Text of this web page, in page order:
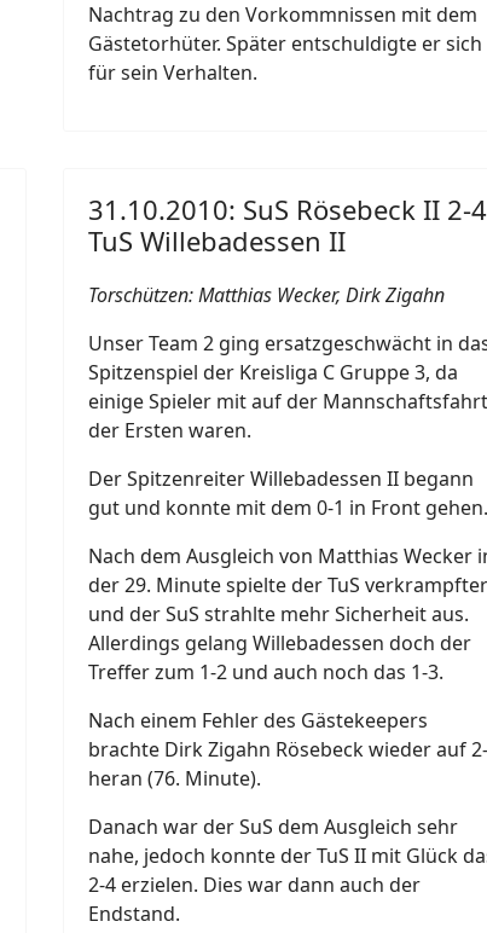
Nachtrag zu den Vorkommnissen mit dem
Gästetorhüter. Später entschuldigte er sich
für sein Verhalten.
31.10.2010: SuS Rösebeck II 2-4
TuS Willebadessen II
Torschützen: Matthias Wecker, Dirk Zigahn
Unser Team 2 ging ersatzgeschwächt in
Spitzenspiel der Kreisliga C Gruppe 3, da
einige Spieler mit auf der Mannschaftsfahrt
der Ersten waren.
Der Spitzenreiter Willebadessen II begann
gut und konnte mit dem 0-1 in Front gehen.
Nach dem Ausgleich von Matthias Wecker
der 29. Minute spielte der TuS verkrampfter
und der SuS strahlte mehr Sicherheit aus.
Allerdings gelang Willebadessen doch der
Treffer zum 1-2 und auch noch das 1-3.
Nach einem Fehler des Gästekeepers
brachte Dirk Zigahn Rösebeck wieder auf
heran (76. Minute).
Danach war der SuS dem Ausgleich sehr
nahe, jedoch konnte der TuS II mit Glück
2-4 erzielen. Dies war dann auch der
Endstand.